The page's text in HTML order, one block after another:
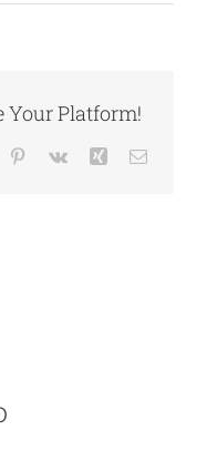
Your Platform!
Pinterest
Vk Xing Email